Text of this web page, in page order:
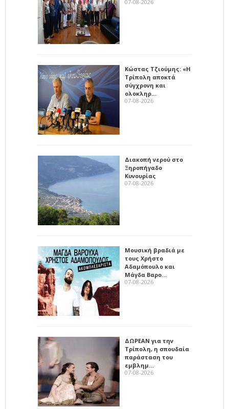
07-08-2026
Κώστας Τζιούμης: «Η
Τρίπολη αποκτά
σύγχρονη και
ολοκληρ…
07-08-2026
Διακοπή νερού στο
Ξηροπήγαδο
Κυνουρίας
07-08-2026
Μουσική βραδιά με
τους Χρήστο
Αδαμόπουλο και
Μάγδα Βαρο…
07-08-2026
ΔΩΡΕΑΝ για την
Τρίπολη, η σπουδαία
παράσταση του
εμβλημ…
07-08-2026